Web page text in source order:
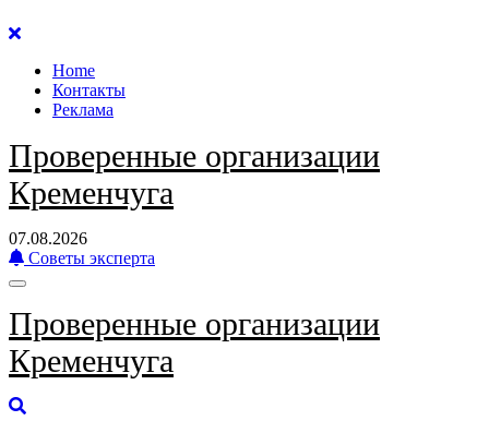
Перейти
содержанию
Home
Контакты
Реклама
Проверенные организации
Кременчуга
07.08.2026
Советы эксперта
Проверенные организации
Кременчуга